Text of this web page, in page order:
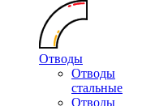
Отводы
Отводы
стальные
Отводы